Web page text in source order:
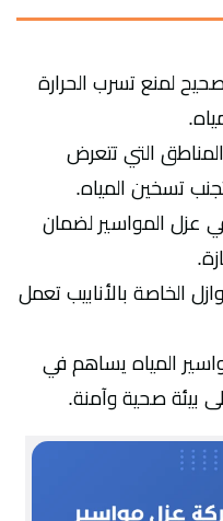
لمنع تسرب الحرارة
التي تتعرض
تسخين المياه.
عزل المواسير لضمان
الخاصة بالأنابيب تعمل
المياه يساهم في
بيئة صحية وآمنة.